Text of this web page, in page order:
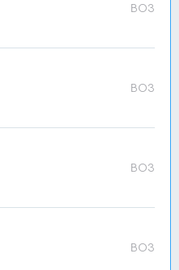
BO3
BO3
BO3
BO3